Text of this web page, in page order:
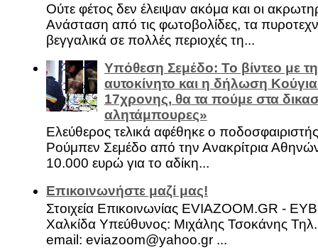
Ούτε φέτος δεν έλειψαν ακόμα και οι
Ανάσταση από τις φωτοβολίδες, τα
βεγγαλικά σε πολλές περιοχές τη...
Υπόθεση Σεμέδο: Το βίντεο με
αυτοκίνητο και η δήλωση
17χρονης, θα τα πούμε στα
αλητάμπουρες»
Ελεύθερος τελικά αφέθηκε ο
Ρούμπεν Σεμέδο από την Ανακρίτρια
10.000 ευρώ για το αδίκη...
Επικοινωνήστε μαζί μας!
Στοιχεία Επικοινωνίας EVIAZOOM.GR -
Χαλκίδα Υπεύθυνος: Μιχάλης Τσοκάνης
email: eviazoom@yahoo.gr ...